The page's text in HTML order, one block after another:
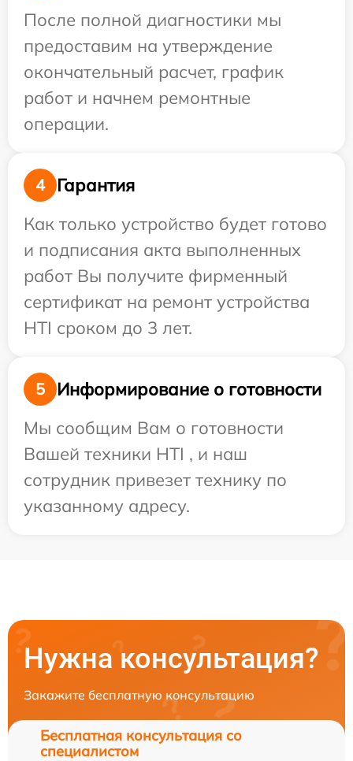
После полной диагностики мы
предоставим на утверждение
окончательный расчет, график
работ и начнем ремонтные
операции.
4
Гарантия
Как только устройство будет готово
и подписания акта выполненных
работ Вы получите фирменный
сертификат на ремонт устройства
HTI сроком до 3 лет.
5
Информирование о готовности
Мы сообщим Вам о готовности
Вашей техники HTI , и наш
сотрудник привезет технику по
указанному адресу.
Нужна консультация?
Закажите бесплатную консультацию
Бесплатная консультация со
специалистом